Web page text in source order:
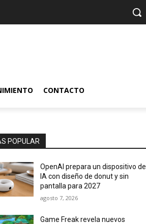
CONTACTO
POPULAR
OpenAI prepara un dispositivo de
IA con diseño de donut y sin
pantalla para 2027
agosto 7, 2026
Game Freak revela nuevos